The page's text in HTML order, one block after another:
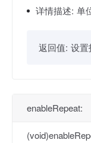
详情描述: 单
返回值: 设置
enableRepeat: